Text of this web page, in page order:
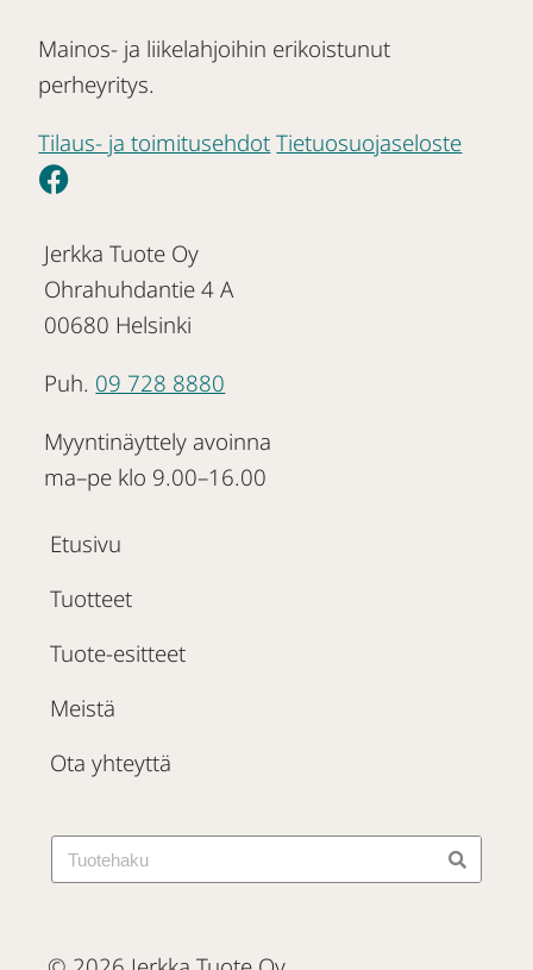
Mainos- ja liikelahjoihin erikoistunut
perheyritys.
Tilaus- ja toimitusehdot Tietuosuojaseloste
Jerkka Tuote Oy
Ohrahuhdantie 4 A
00680 Helsinki
Puh. 09 728 8880
Myyntinäyttely avoinna
ma–pe klo 9.00–16.00
Etusivu
Tuotteet
Tuote-esitteet
Meistä
Ota yhteyttä